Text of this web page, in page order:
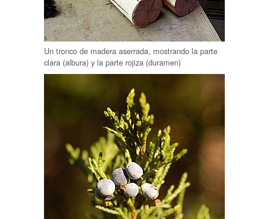
Un tronco de madera aserrada, mostrando la parte
clara (albura) y la parte rojiza (duramen)